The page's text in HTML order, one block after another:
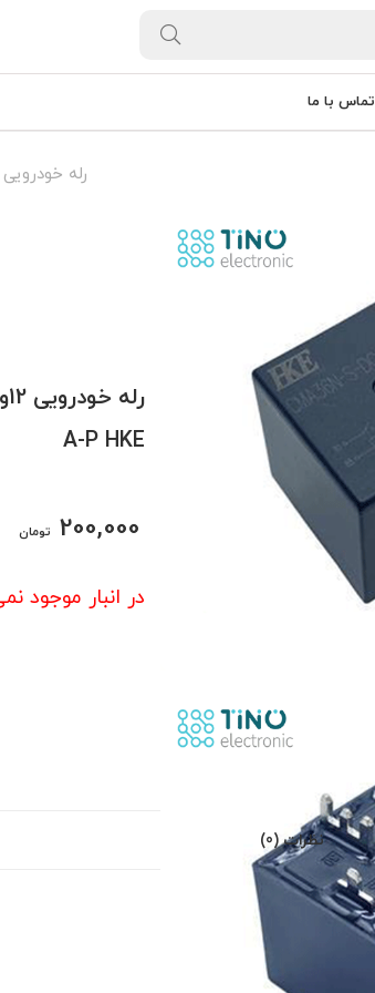
تماس با ما
رله خودرویی 12ولت 4 پایه CMA36N-S-DC12V-A-P HKE
A-P HKE
200,000 تومان
در انبار موجود
نظرات (0)